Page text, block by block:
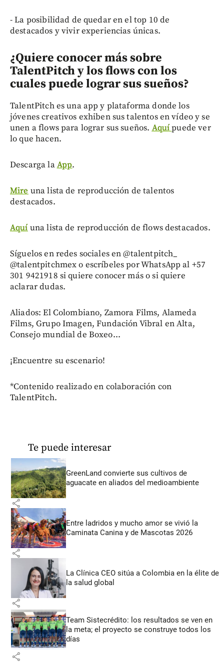
- La posibilidad de quedar en el top 10 de
destacados y vivir experiencias únicas.
¿Quiere conocer más sobre
TalentPitch y los flows con los
cuales puede lograr sus sueños?
TalentPitch es una app y plataforma donde los
jóvenes creativos exhiben sus talentos en vídeo y se
unen a flows para lograr sus sueños. Aquípuede ver
lo que hacen.
Descarga laApp.
Mire una lista de reproducción de talentos
destacados.
Aquí una lista de reproducción de flows destacados.
Síguelos en redes sociales en @talentpitch_
@talentpitchmex o escríbeles por WhatsApp al +57
301 9421918 si quiere conocer más o si quiere
aclarar dudas.
Aliados: El Colombiano, Zamora Films, Alameda
Films, Grupo Imagen, Fundación Vibral en Alta,
Consejo mundial de Boxeo...
¡Encuentre su escenario!
*Contenido realizado en colaboración con
TalentPitch.
Te puede interesar
GreenLand convierte sus cultivos de
aguacate en aliados del medioambiente
share
Entre ladridos y mucho amor se vivió la
Caminata Canina y de Mascotas 2026
share
La Clínica CEO sitúa a Colombia en la élite de
la salud global
share
Team Sistecrédito: los resultados se ven en
la meta; el proyecto se construye todos los
días
share